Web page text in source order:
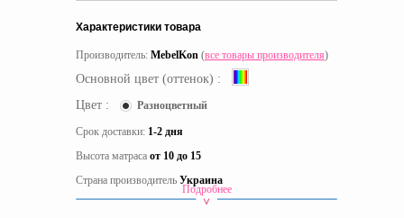
Характеристики товара
Производитель: MebelKon (все товары производителя)
Основной цвет (оттенок) :
Цвет :
Разноцветный
Срок доставки: 1-2 дня
Высота матраса от 10 до 15
Страна производитель Украина
Подробнее